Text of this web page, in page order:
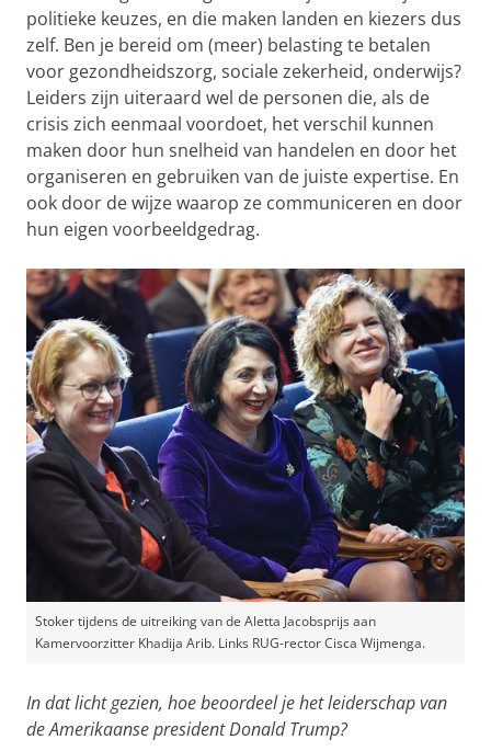
politieke keuzes, en die maken landen en kiezers dus
zelf. Ben je bereid om (meer) belasting te betalen
voor gezondheidszorg, sociale zekerheid, onderwijs?
Leiders zijn uiteraard wel de personen die, als de
crisis zich eenmaal voordoet, het verschil kunnen
maken door hun snelheid van handelen en door het
organiseren en gebruiken van de juiste expertise. En
ook door de wijze waarop ze communiceren en door
hun eigen voorbeeldgedrag.
Stoker tijdens de uitreiking van de Aletta Jacobsprijs aan
Kamervoorzitter Khadija Arib. Links RUG-rector Cisca Wijmenga.
In dat licht gezien, hoe beoordeel je het leiderschap van
de Amerikaanse president Donald Trump?